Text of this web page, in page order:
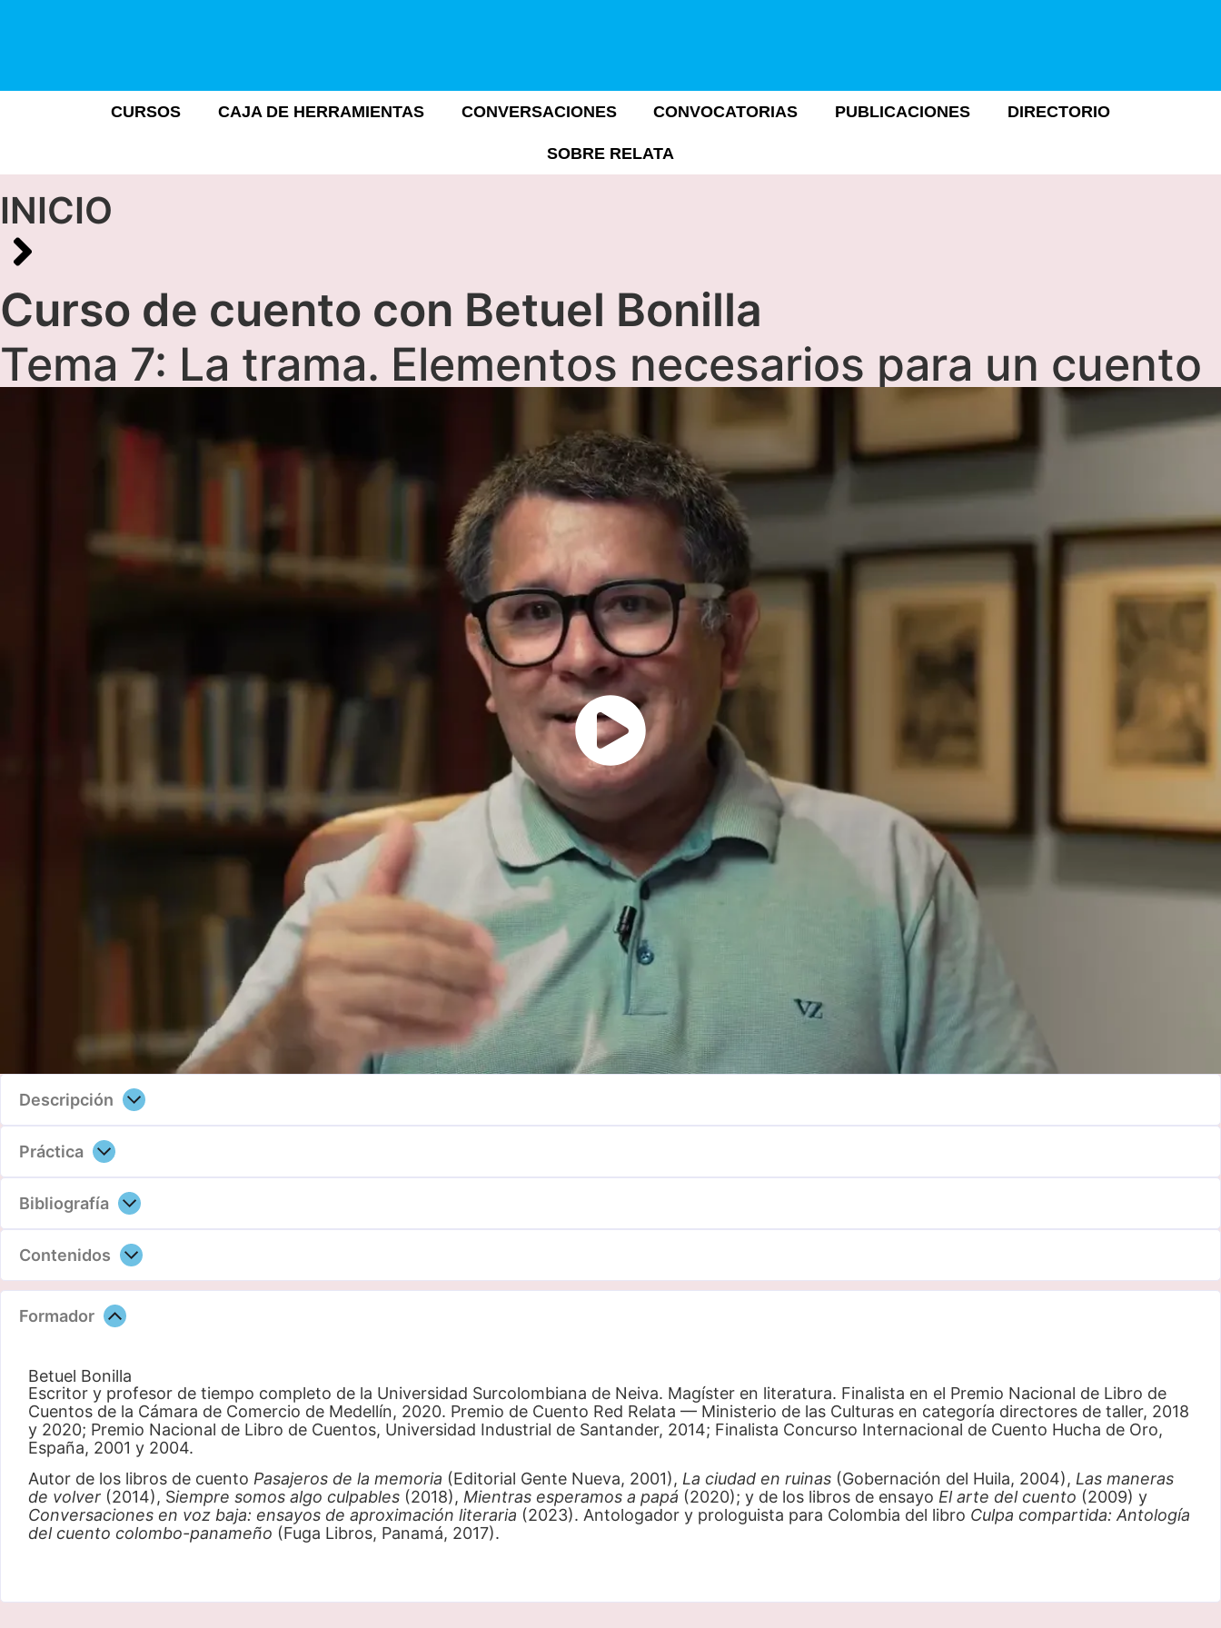
CURSOS CAJA DE HERRAMIENTAS CONVERSACIONES CONVOCATORIAS PUBLICACIONES DIRECTORIO
SOBRE RELATA
INICIO
Curso de cuento con Betuel Bonilla
Tema 7: La trama. Elementos necesarios para un cuento
Descripción
Práctica
Bibliografía
Contenidos
Formador
Betuel Bonilla
Escritor y profesor de tiempo completo de la Universidad Surcolombiana de Neiva. Magíster en literatura. Finalista en el Premio Nacional de Libro de
Cuentos de la Cámara de Comercio de Medellín, 2020. Premio de Cuento Red Relata — Ministerio de las Culturas en categoría directores de taller, 2018
y 2020; Premio Nacional de Libro de Cuentos, Universidad Industrial de Santander, 2014; Finalista Concurso Internacional de Cuento Hucha de Oro,
España, 2001 y 2004.
Autor de los libros de cuento Pasajeros de la memoria (Editorial Gente Nueva, 2001), La ciudad en ruinas (Gobernación del Huila, 2004), Las maneras
de volver (2014), Siempre somos algo culpables (2018), Mientras esperamos a papá (2020); y de los libros de ensayo El arte del cuento (2009) y
Conversaciones en voz baja: ensayos de aproximación literaria (2023). Antologador y prologuista para Colombia del libro Culpa compartida: Antología
del cuento colombo-panameño (Fuga Libros, Panamá, 2017).